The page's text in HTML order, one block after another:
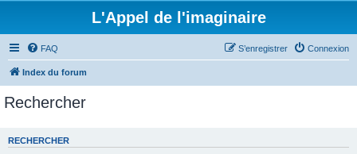
L'Appel de l'imaginaire
FAQ Connexion
S’enregistrer
Index du forum
Rechercher
RECHERCHER